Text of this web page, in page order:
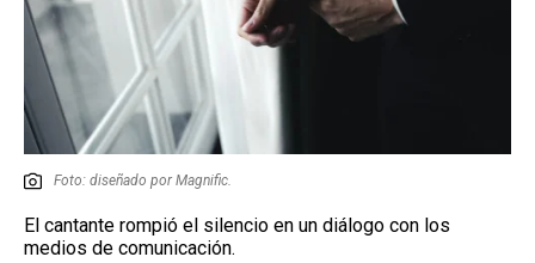
Foto: diseñado por Magnific.
El cantante rompió el silencio en un diálogo con los
medios de comunicación.